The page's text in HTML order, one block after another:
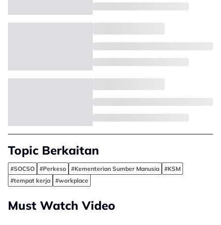
Topic Berkaitan
#SOCSO #Perkeso #Kementerian Sumber Manusia
#KSM
#tempat kerja
#workplace
Must Watch Video